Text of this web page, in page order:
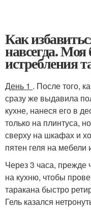
Как
навсегда. Моя
истребления
День 1 . После того,
сразу же выдавила
кухне, нанеся его в
только на плинтуса,
сверху на шкафах и
пятен геля на мебели
Через 3 часа, прежде
на кухню, чтобы
таракана быстро
Гель казался